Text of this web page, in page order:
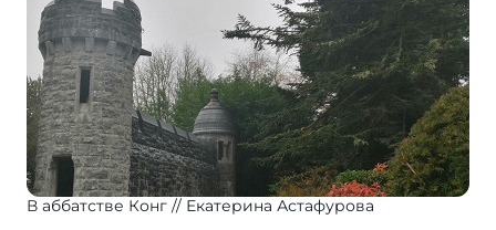
В аббатстве Конг Екатерина Астафурова